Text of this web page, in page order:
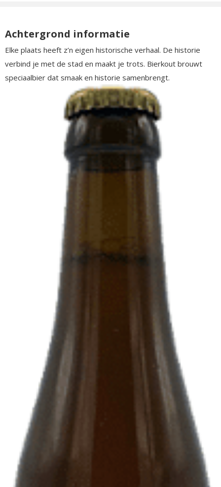
Achtergrond informatie
Elke plaats heeft z’n eigen historische verhaal. De historie
verbind je met de stad en maakt je trots. Bierkout brouwt
speciaalbier dat smaak en historie samenbrengt.